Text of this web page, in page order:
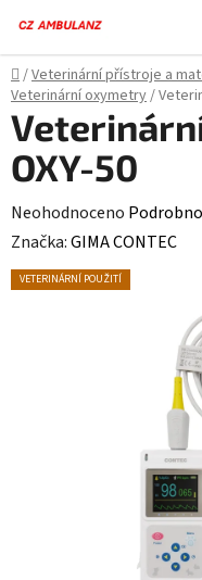
obsah
Domů
/Veterinární přístroje a
Veterinární oxymetry/
OXY-50
Průměrné
hodnocení
produktu
Neohodnoceno
Značka:GIMA CONTEC
VETERINÁRNÍ POUŽITÍ